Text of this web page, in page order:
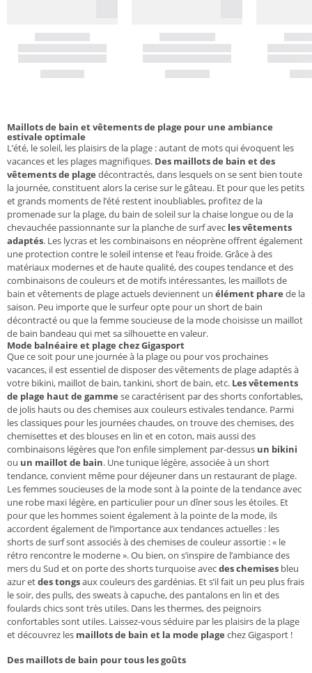
Maillots de bain et vêtements de plage pour une ambiance
estivale optimale
L’été, le soleil, les plaisirs de la plage : autant de mots qui évoquent les
vacances et les plages magnifiques. Des maillots de bain et des
vêtements de plage décontractés, dans lesquels on se sent bien toute
la journée, constituent alors la cerise sur le gâteau. Et pour que les petits
et grands moments de l’été restent inoubliables, profitez de la
promenade sur la plage, du bain de soleil sur la chaise longue ou de la
chevauchée passionnante sur la planche de surf avec les vêtements
adaptés. Les lycras et les combinaisons en néoprène offrent également
une protection contre le soleil intense et l’eau froide. Grâce à des
matériaux modernes et de haute qualité, des coupes tendance et des
combinaisons de couleurs et de motifs intéressantes, les maillots de
bain et vêtements de plage actuels deviennent un élément phare de la
saison. Peu importe que le surfeur opte pour un short de bain
décontracté ou que la femme soucieuse de la mode choisisse un maillot
de bain bandeau qui met sa silhouette en valeur.
Mode balnéaire et plage chez Gigasport
Que ce soit pour une journée à la plage ou pour vos prochaines
vacances, il est essentiel de disposer des vêtements de plage adaptés à
votre bikini, maillot de bain, tankini, short de bain, etc. Les vêtements
de plage haut de gamme se caractérisent par des shorts confortables,
de jolis hauts ou des chemises aux couleurs estivales tendance. Parmi
les classiques pour les journées chaudes, on trouve des chemises, des
chemisettes et des blouses en lin et en coton, mais aussi des
combinaisons légères que l’on enfile simplement par-dessus un bikini
ou un maillot de bain. Une tunique légère, associée à un short
tendance, convient même pour déjeuner dans un restaurant de plage.
Les femmes soucieuses de la mode sont à la pointe de la tendance avec
une robe maxi légère, en particulier pour un dîner sous les étoiles. Et
pour que les hommes soient également à la pointe de la mode, ils
accordent également de l’importance aux tendances actuelles : les
shorts de surf sont associés à des chemises de couleur assortie : « le
rétro rencontre le moderne ». Ou bien, on s’inspire de l’ambiance des
mers du Sud et on porte des shorts turquoise avecdes chemises bleu
azur etdes tongsaux couleurs des gardénias. Et s’il fait un peu plus frais
le soir, des pulls, des sweats à capuche, des pantalons en lin et des
foulards chics sont très utiles. Dans les thermes, des peignoirs
confortables sont utiles. Laissez-vous séduire par les plaisirs de la plage
et découvrez les maillots de bain et la mode plage chez Gigasport !
Des maillots de bain pour tous les goûts